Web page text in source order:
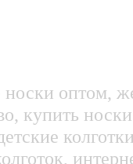
оптом,
купить